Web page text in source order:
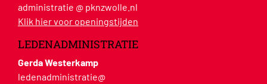
administratie @ pknzwolle.nl
Klik hier voor openingstijden
LEDENADMINISTRATIE
Gerda Westerkamp
ledenadministratie@